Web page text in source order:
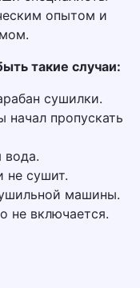
опытом и
такие случаи:
сушилки.
пропускать
вода.
не сушит.
машины.
не включается.